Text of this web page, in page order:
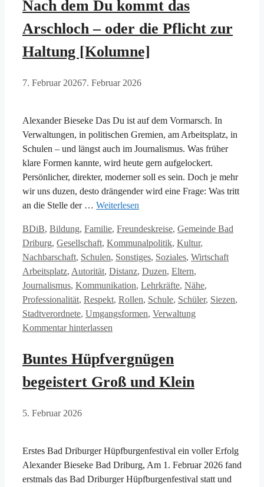
Nach dem Du kommt das
Arschloch – oder die Pflicht zur
Haltung [Kolumne]
7. Februar 20267. Februar 2026
Alexander Bieseke Das Du ist auf dem Vormarsch. In
Verwaltungen, in politischen Gremien, am Arbeitsplatz, in
Schulen – und längst auch im Journalismus. Was früher
klare Formen kannte, wird heute gern aufgelockert.
Persönlicher, direkter, moderner soll es sein. Doch je mehr
wir uns duzen, desto drängender wird eine Frage: Was tritt
an die Stelle der … Weiterlesen
Kategorien
BDiB, Bildung, Familie, Freundeskreise, Gemeinde Bad
Driburg, Gesellschaft, Kommunalpolitik, Kultur,
Nachbarschaft, Schulen, Sonstiges, Soziales, Wirtschaft
Arbeitsplatz, Autorität, Distanz, Duzen, Eltern,
Journalismus, Kommunikation, Lehrkräfte, Nähe,
Professionalität, Respekt, Rollen, Schule, Schüler, Siezen,
Stadtverordnete, Umgangsformen, Verwaltung
Kommentar hinterlassen
Buntes Hüpfvergnügen
begeistert Groß und Klein
5. Februar 2026
Erstes Bad Driburger Hüpfburgenfestival ein voller Erfolg
Alexander Bieseke Bad Driburg, Am 1. Februar 2026 fand
erstmals das Bad Driburger Hüpfburgenfestival statt und